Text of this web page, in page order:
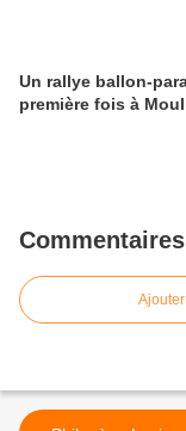
Un rallye ballon-
première fois à
Commentaires